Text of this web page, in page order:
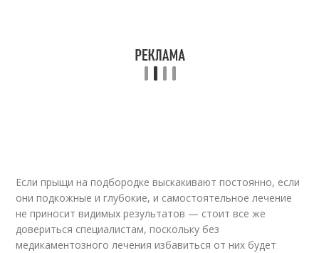
Если прыщи на подбородке выскакивают постоянно, если
они подкожные и глубокие, и самостоятельное лечение
не приносит видимых результатов — стоит все же
довериться специалистам, поскольку без
медикаментозного лечения избавиться от них будет